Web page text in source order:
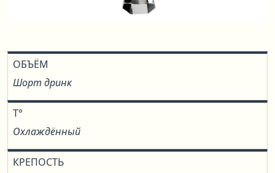
ОБЪЁМ
Шорт дринк
T°
Охлаждённый
КРЕПОСТЬ